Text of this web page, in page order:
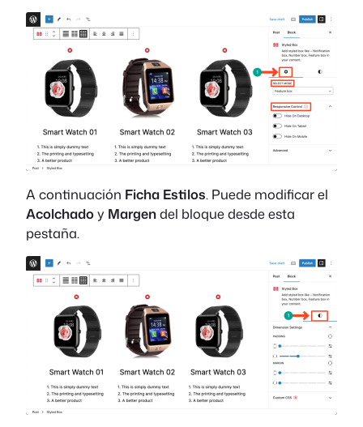
A continuación Ficha Estilos. Puede modificar el
Acolchadoy Margendel bloque desde esta
pestaña.